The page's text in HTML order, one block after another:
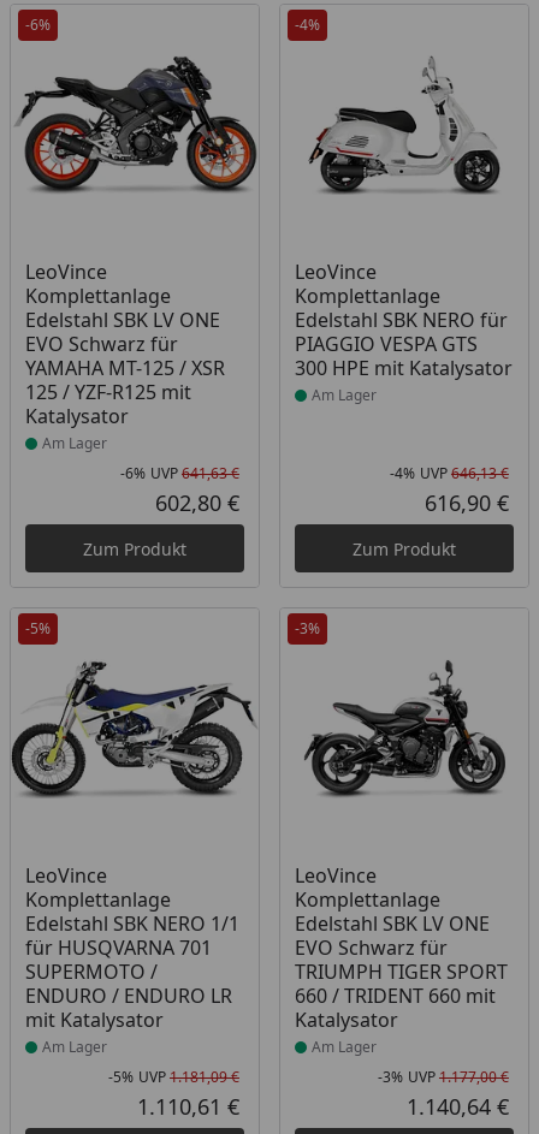
-6%
LeoVince
Komplettanlage
Edelstahl SBK LV ONE
EVO Schwarz für
YAMAHA MT-125 / XSR
125 / YZF-R125 mit
Katalysator
Produkt am Lager
Am Lager
Rabatt in Prozent
-6%
Ursprünglicher Preis
UVP641,63 €
Aktueller Preis
602,80 €
Zum Produkt
-4%
LeoVince
Komplettanlage
Edelstahl SBK NERO für
PIAGGIO VESPA GTS
300 HPE mit Katalysator
Produkt am Lager
Am Lager
-4% UVP646,13 €
616,90 €
Zum Produkt
-5%
LeoVince
Komplettanlage
Edelstahl SBK NERO 1/1
für HUSQVARNA 701
SUPERMOTO /
ENDURO / ENDURO LR
mit Katalysator
Produkt am Lager
Am Lager
Rabatt in Prozent
-5%
Ursprünglicher Preis
UVP1.181,09 €
Aktueller Preis
1.110,61 €
-3%
LeoVince
Komplettanlage
Edelstahl SBK LV ONE
EVO Schwarz für
TRIUMPH TIGER SPORT
660 / TRIDENT 660 mit
Katalysator
Produkt am Lager
Am Lager
-3% UVP1.177,00 €
1.140,64 €